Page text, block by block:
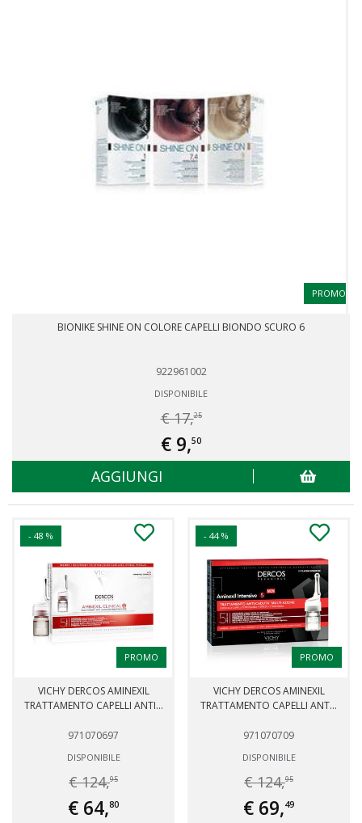
PROMO
BIONIKE SHINE ON COLORE CAPELLI BIONDO SCURO 6
922961002
DISPONIBILE
€ 17,25
€ 9,50
AGGIUNGI
- 48 %
PROMO
VICHY DERCOS AMINEXIL
TRATTAMENTO CAPELLI ANTI...
971070697
DISPONIBILE
€ 124,95
€ 64,80
- 44 %
PROMO
VICHY DERCOS AMINEXIL
TRATTAMENTO CAPELLI ANT...
971070709
DISPONIBILE
€ 124,95
€ 69,49